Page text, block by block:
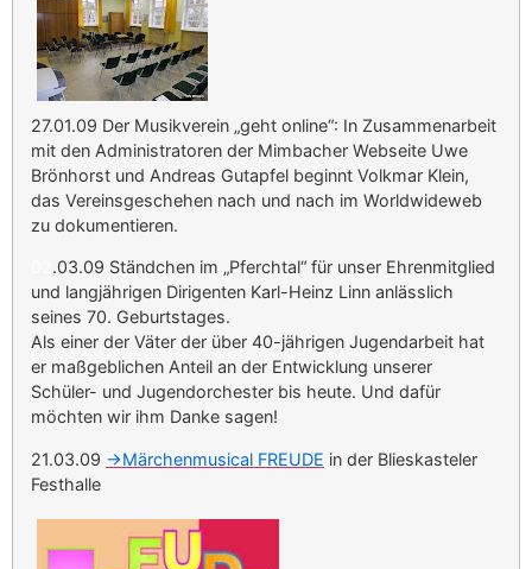
27.01.09 Der Musikverein „geht online“: In Zusammenarbeit
mit den Administratoren der Mimbacher Webseite Uwe
Brönhorst und Andreas Gutapfel beginnt Volkmar Klein,
das Vereinsgeschehen nach und nach im Worldwideweb
zu dokumentieren.
.03.09 Ständchen im „Pferchtal“ für unser Ehrenmitglied
und langjährigen Dirigenten Karl-Heinz Linn anlässlich
seines 70. Geburtstages.
Als einer der Väter der über 40-jährigen Jugendarbeit hat
er maßgeblichen Anteil an der Entwicklung unserer
Schüler- und Jugendorchester bis heute. Und dafür
möchten wir ihm Danke sagen!
21.03.09 ->Märchenmusical FREUDE in der Blieskasteler
Festhalle